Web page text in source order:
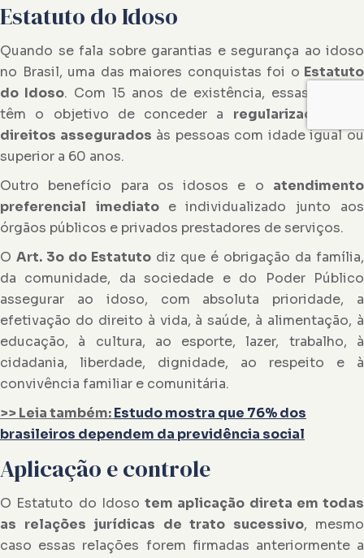
Estatuto do Idoso
Quando se fala sobre garantias e segurança ao idoso
no Brasil, uma das maiores conquistas foi o Estatuto
do Idoso. Com 15 anos de existência, essas normas
têm o objetivo de conceder a regularização dos
direitos assegurados às pessoas com idade igual ou
superior a 60 anos.
Outro benefício para os idosos e o atendimento
preferencial
imediato e individualizado junto aos
órgãos públicos e privados prestadores de serviços.
OArt. 3o do Estatuto diz que é obrigação da família,
da comunidade, da sociedade e do Poder Público
assegurar ao idoso, com absoluta prioridade, a
efetivação do direito à vida, à saúde, à alimentação, à
educação, à cultura, ao esporte, lazer, trabalho, à
cidadania, liberdade, dignidade, ao respeito e à
convivência familiar e comunitária.
>> Leia também:Estudo mostra que 76% dos
brasileiros dependem da previdência social
Aplicação e controle
O Estatuto do Idoso tem aplicação direta em todas
as relações jurídicas de trato sucessivo, mesmo
caso essas relações forem firmadas anteriormente a